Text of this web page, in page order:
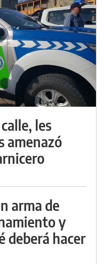
les
amenazó
arma de
y
deberá hacer